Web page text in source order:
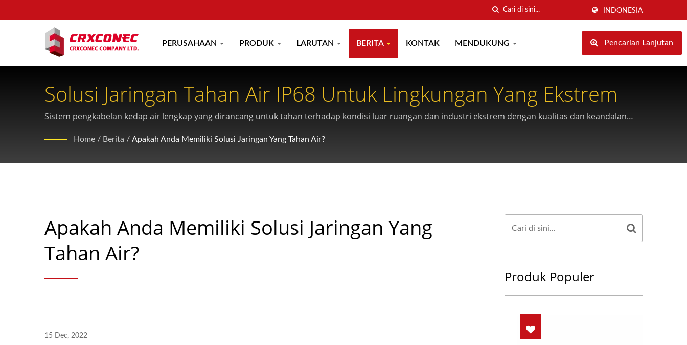
INDONESIA
PERUSAHAAN PRODUK LARUTAN BERITA KONTAK MENDUKUNG Pencarian Lanjutan
Solusi Jaringan Tahan Air IP68 Untuk Lingkungan Yang Ekstrem
Sistem pengkabelan kedap air lengkap yang dirancang untuk tahan terhadap kondisi luar ruangan dan industri ekstrem dengan kualitas dan keandalan
Home / Berita / Apakah Anda Memiliki Solusi Jaringan Yang Tahan Air?
Apakah Anda Memiliki Solusi Jaringan Yang
Tahan Air?
15 Dec, 2022
Produk Populer